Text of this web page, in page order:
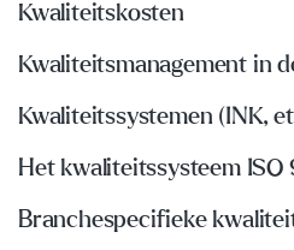
Kwaliteitskosten
Kwaliteitsmanagement in
Kwaliteitssystemen (INK,
Het kwaliteitssysteem ISO
Branchespecifieke